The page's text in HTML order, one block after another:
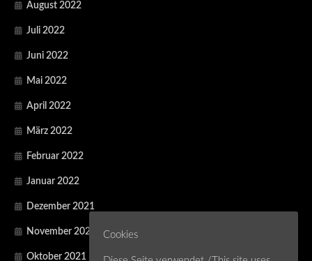
August 2022
Juli 2022
Juni 2022
Mai 2022
April 2022
März 2022
Februar 2022
Januar 2022
Dezember 2021
November 2021
Oktober 2021
Cookies